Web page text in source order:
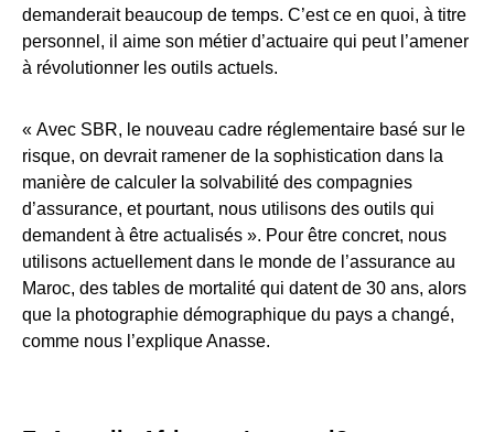
demanderait beaucoup de temps. C’est ce en quoi, à titre
personnel, il aime son métier d’actuaire qui peut l’amener
à révolutionner les outils actuels.
« Avec SBR, le nouveau cadre réglementaire basé sur le
risque, on devrait ramener de la sophistication dans la
manière de calculer la solvabilité des compagnies
d’assurance, et pourtant, nous utilisons des outils qui
demandent à être actualisés ». Pour être concret, nous
utilisons actuellement dans le monde de l’assurance au
Maroc, des tables de mortalité qui datent de 30 ans, alors
que la photographie démographique du pays a changé,
comme nous l’explique Anasse.